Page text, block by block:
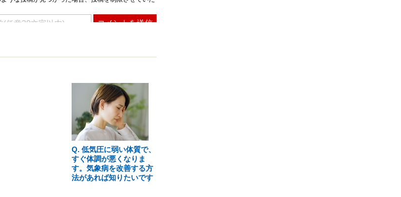
Q. 低気圧に弱い体質で、
すぐ体調が悪くなりま
す。気象病を改善する方
法があれば知りたいです